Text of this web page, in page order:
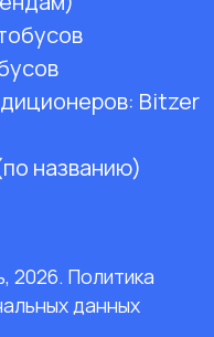
Bitzer
названию)
2026. Политика
данных